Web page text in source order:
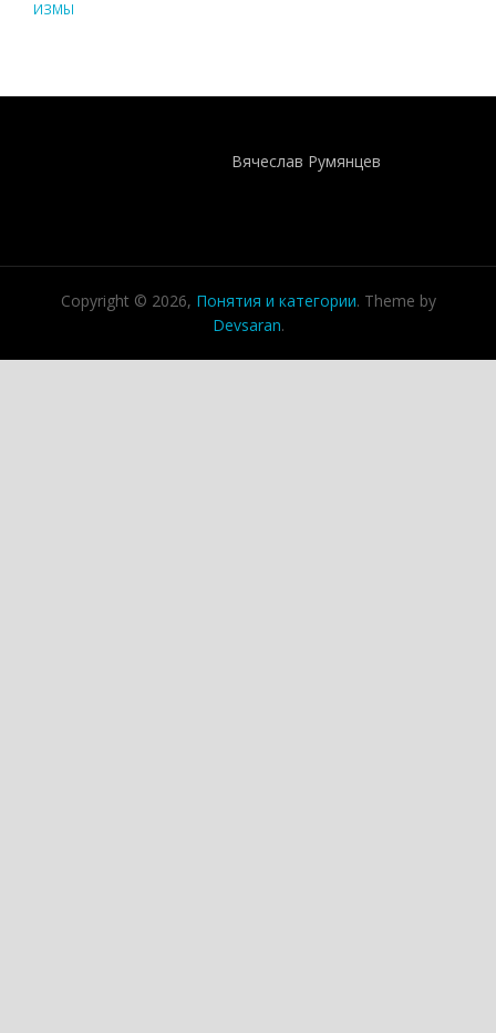
ИЗМЫ
Вячеслав Румянцев
Copyright © 2026, Понятия и категории. Theme by
Devsaran.